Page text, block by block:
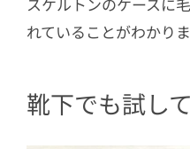
れていることがわかりま
靴下でも試し